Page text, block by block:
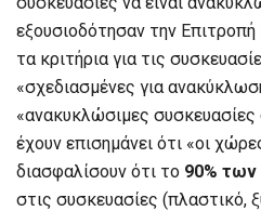
εξουσιοδότησαν την
τα κριτήρια για τις
«σχεδιασμένες για
«ανακυκλώσιμες συσκευασίες
έχουν επισημάνει ότι «οι
διασφαλίσουν ότι το 90% των
στις συσκευασίες (πλαστικό,